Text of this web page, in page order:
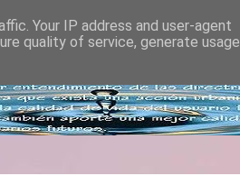
Your IP address and user-agent
quality of service, generate usage